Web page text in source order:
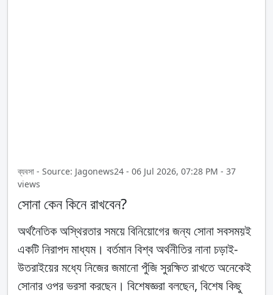
ব্যবসা - Source: Jagonews24 - 06 Jul 2026, 07:28 PM - 37
views
সোনা কেন কিনে রাখবেন?
অর্থনৈতিক অস্থিরতার সময়ে বিনিয়োগের জন্য সোনা সবসময়ই
একটি নিরাপদ মাধ্যম। বর্তমান বিশ্ব অর্থনীতির নানা চড়াই-
উতরাইয়ের মধ্যে নিজের জমানো পুঁজি সুরক্ষিত রাখতে অনেকেই
সোনার ওপর ভরসা করছেন। বিশেষজ্ঞরা বলছেন, বিশেষ কিছু